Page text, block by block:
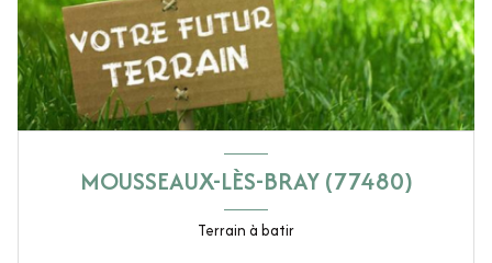
MOUSSEAUX-LÈS-BRAY (77480)
Terrain à batir